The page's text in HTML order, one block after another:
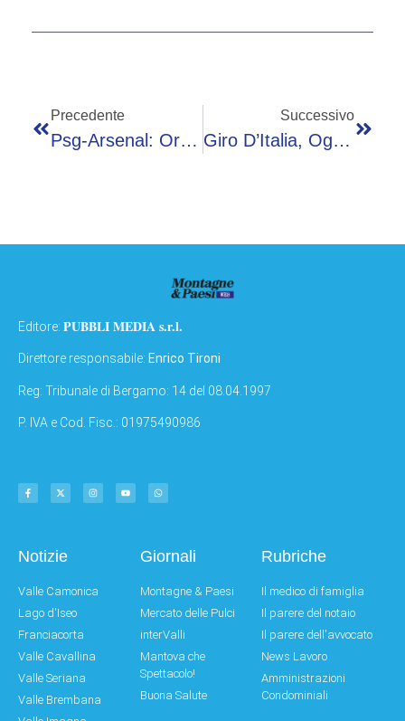
Precedente
Psg-Arsenal: Orario Finale Champions, Probabili Formazioni E Dove Vederla In Tv
Successivo
Giro D’Italia, Oggi Tappa 20: Orario, Percorso E Dove Vederla In Tv
Editore: PUBBLI MEDIA s.r.l.
Direttore responsabile: Enrico Tironi
Reg: Tribunale di Bergamo: 14 del 08.04.1997
P. IVA e Cod. Fisc.: 01975490986
Notizie
Valle Camonica
Lago d'Iseo
Franciacorta
Valle Cavallina
Valle Seriana
Valle Brembana
Giornali
Montagne & Paesi
Mercato delle Pulci
interValli
Mantova che
Spettacolo!
Buona Salute
Rubriche
Il medico di famiglia
Il parere del notaio
Il parere dell'avvocato
News Lavoro
Amministrazioni
Condominiali